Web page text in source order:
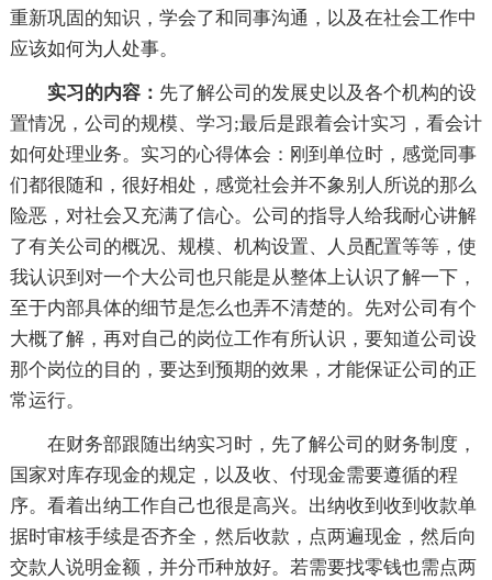
重新巩固的知识，学会了和同事沟通，以及在社会工作中
应该如何为人处事。
实习的内容： 先了解公司的发展史以及各个机构的设
置情况，公司的规模、学习;最后是跟着会计实习，看会计
如何处理业务。实习的心得体会：刚到单位时，感觉同事
们都很随和，很好相处，感觉社会并不象别人所说的那么
险恶，对社会又充满了信心。公司的指导人给我耐心讲解
了有关公司的概况、规模、机构设置、人员配置等等，使
我认识到对一个大公司也只能是从整体上认识了解一下，
至于内部具体的细节是怎么也弄不清楚的。先对公司有个
大概了解，再对自己的岗位工作有所认识，要知道公司设
那个岗位的目的，要达到预期的效果，才能保证公司的正
常运行。
在财务部跟随出纳实习时，先了解公司的财务制度，
国家对库存现金的规定，以及收、付现金需要遵循的程
序。看着出纳工作自己也很是高兴。出纳收到收到收款单
据时审核手续是否齐全，然后收款，点两遍现金，然后向
交款人说明金额，并分币种放好。若需要找零钱也需点两